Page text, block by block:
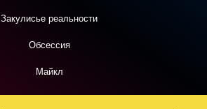
Закулисье реальности
Обсессия
Майкл